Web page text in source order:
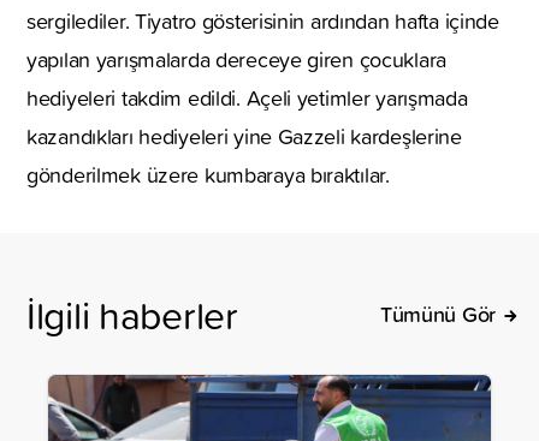
sergilediler. Tiyatro gösterisinin ardından hafta içinde
yapılan yarışmalarda dereceye giren çocuklara
hediyeleri takdim edildi. Açeli yetimler yarışmada
kazandıkları hediyeleri yine Gazzeli kardeşlerine
gönderilmek üzere kumbaraya bıraktılar.
İlgili haberler Tümünü Gör